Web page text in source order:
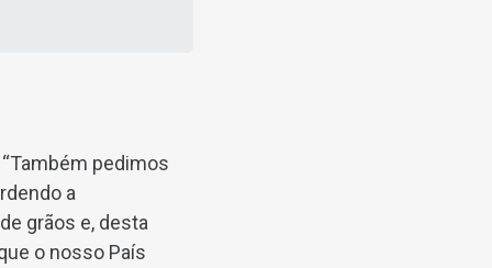
pedimos
a
grãos e, desta
o nosso País